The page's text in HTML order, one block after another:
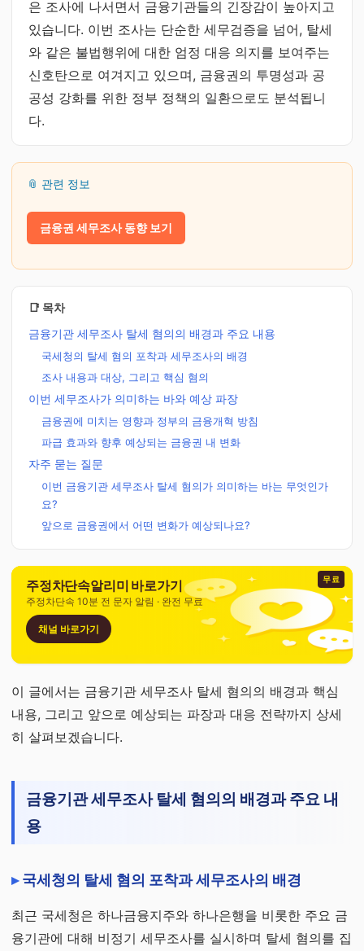
은 조사에 나서면서 금융기관들의 긴장감이 높아지고
있습니다. 이번 조사는 단순한 세무검증을 넘어, 탈세
와 같은 불법행위에 대한 엄정 대응 의지를 보여주는
신호탄으로 여겨지고 있으며, 금융권의 투명성과 공
공성 강화를 위한 정부 정책의 일환으로도 분석됩니
다.
📎 관련 정보
금융권 세무조사 동향 보기
📑 목차
금융기관 세무조사 탈세 혐의의 배경과 주요 내용
국세청의 탈세 혐의 포착과 세무조사의 배경
조사 내용과 대상, 그리고 핵심 혐의
이번 세무조사가 의미하는 바와 예상 파장
금융권에 미치는 영향과 정부의 금융개혁 방침
파급 효과와 향후 예상되는 금융권 내 변화
자주 묻는 질문
이번 금융기관 세무조사 탈세 혐의가 의미하는 바는 무엇인가
요?
앞으로 금융권에서 어떤 변화가 예상되나요?
무료
주정차단속알리미 바로가기
주정차단속 10분 전 문자 알림 · 완전 무료
채널 바로가기
이 글에서는 금융기관 세무조사 탈세 혐의의 배경과 핵심
내용, 그리고 앞으로 예상되는 파장과 대응 전략까지 상세
히 살펴보겠습니다.
금융기관 세무조사 탈세 혐의의 배경과 주요 내
용
국세청의 탈세 혐의 포착과 세무조사의 배경
최근 국세청은 하나금융지주와 하나은행을 비롯한 주요 금
융기관에 대해 비정기 세무조사를 실시하며 탈세 혐의를 집